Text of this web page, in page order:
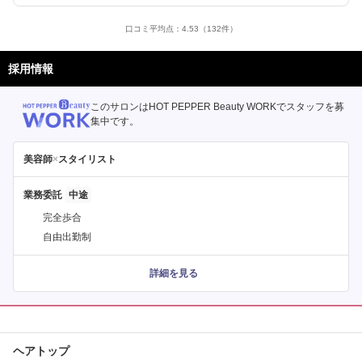
口コミ平均点： 4.53 （132件）
採用情報
このサロンはHOT PEPPER Beauty WORKでスタッフを募
集中です。
美容師×スタイリスト
業務委託
完全歩合
自由出勤制
詳細を見る
ヘアトップ